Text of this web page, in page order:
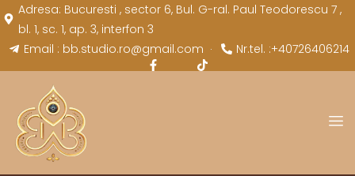
Adresa: Bucuresti , sector 6, Bul. G-ral. Paul Teodorescu 7 ,
bl. 1, sc. 1, ap. 3, interfon 3
Email : bb.studio.ro@gmail.com
Nr.tel. :+40726406214